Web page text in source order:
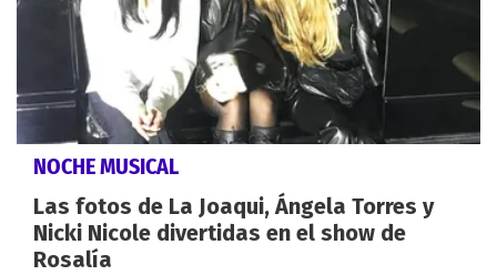
NOCHE MUSICAL
Las fotos de La Joaqui, Ángela Torres y
Nicki Nicole divertidas en el show de
Rosalía